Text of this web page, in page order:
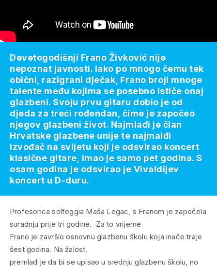
Profesorica solfeggia Maša Legac, s Franom je započela
suradnju prije tri godine. Za to vrijeme
Frano je završio osnovnu glazbenu školu koja inače traje
šest godina. Na žalost,
premlad je da bi se upisao u srednju glazbenu školu, no
Devetogodišnji Frano Živković nije
nepoznat javnosti. Iako po mnogo čemu tek
obični, razigrani dječak, Frano broji mnoge
talente među kojima se posebno ističe onaj
glazbeni. Svoju prvu gitaru dobio je od
djeda za treći rođendan, čime je započeo
njegov glazbeni život. Najmlađi je član
Hrvatske glazbene unije te najmalđi
izvođač na svijetu koji je odsvirao koncert
klasične gitare, imao je samo pet godina. S
osam godina je odsvirao je Vivaldijev
koncert u D-duru.